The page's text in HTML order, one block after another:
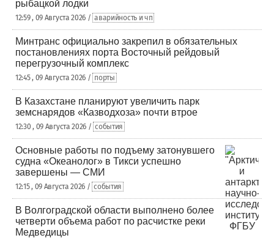
рыбацкой лодки
12:59 , 09 Августа 2026 / аварийность и чп
Минтранс официально закрепил в обязательных
постановлениях порта Восточный рейдовый
перегрузочный комплекс
12:45 , 09 Августа 2026 / порты
В Казахстане планируют увеличить парк
земснарядов «Казводхоза» почти втрое
12:30 , 09 Августа 2026 / события
Основные работы по подъему затонувшего
судна «Океанолог» в Тикси успешно
завершены — СМИ
12:15 , 09 Августа 2026 / события
В Волгоградской области выполнено более
четверти объема работ по расчистке реки
Медведицы